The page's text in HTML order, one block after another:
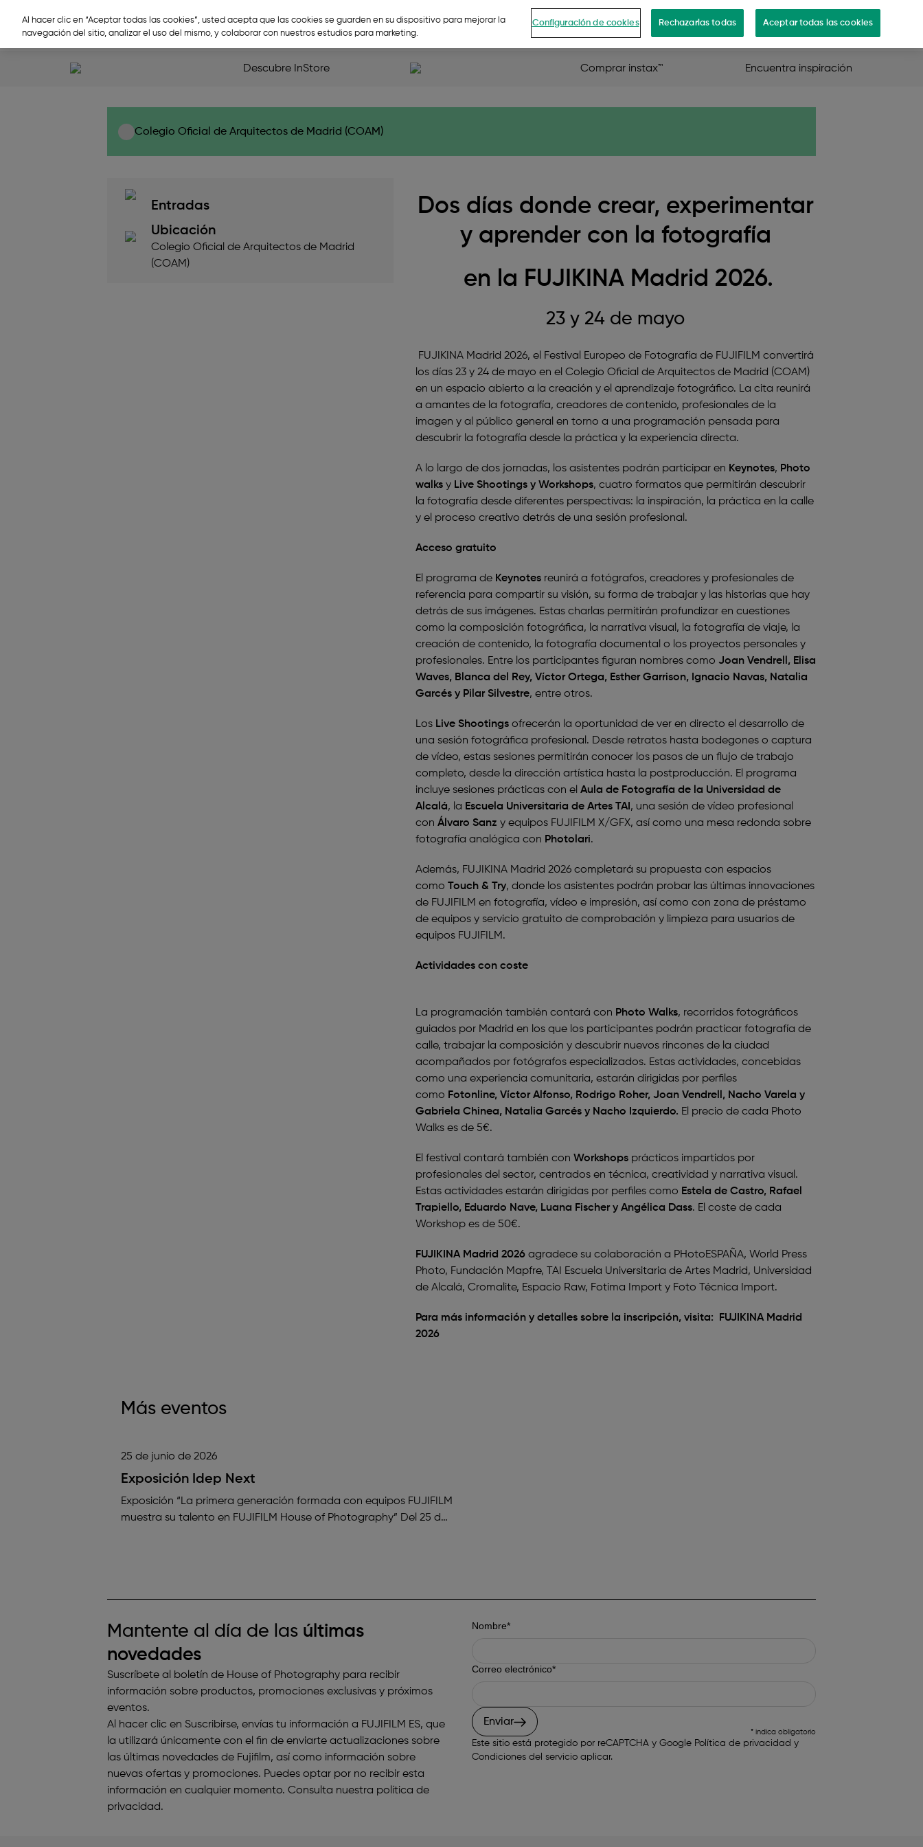
Search
Descubre InStore Comprar instax™ Encuentra inspiración
FUJIKINA MADRID 2026
Colegio Oficial de Arquitectos de Madrid (COAM)
Entradas
Ubicación
Colegio Oficial de Arquitectos de Madrid
(COAM)
Dos días donde crear, experimentar
y aprender con la fotografía
en la FUJIKINA Madrid 2026.
23 y 24 de mayo
FUJIKINA Madrid 2026, el Festival Europeo de Fotografía de FUJIFILM convertirá
los días 23 y 24 de mayo en el Colegio Oficial de Arquitectos de Madrid (COAM)
en un espacio abierto a la creación y el aprendizaje fotográfico. La cita reunirá
a amantes de la fotografía, creadores de contenido, profesionales de la
imagen y al público general en torno a una programación pensada para
descubrir la fotografía desde la práctica y la experiencia directa.
A lo largo de dos jornadas, los asistentes podrán participar en Keynotes, Photo
walksy Live Shootings y Workshops, cuatro formatos que permitirán descubrir
la fotografía desde diferentes perspectivas: la inspiración, la práctica en la calle
y el proceso creativo detrás de una sesión profesional.
Acceso gratuito
El programa de Keynotesreunirá a fotógrafos, creadores y profesionales de
referencia para compartir su visión, su forma de trabajar y las historias que hay
detrás de sus imágenes. Estas charlas permitirán profundizar en cuestiones
como la composición fotográfica, la narrativa visual, la fotografía de viaje, la
creación de contenido, la fotografía documental o los proyectos personales y
profesionales. Entre los participantes figuran nombres como Joan Vendrell, Elisa
Waves, Blanca del Rey, Víctor Ortega, Esther Garrison, Ignacio Navas, Natalia
Garcés y Pilar Silvestre, entre otros.
Los Live Shootingsofrecerán la oportunidad de ver en directo el desarrollo de
una sesión fotográfica profesional. Desde retratos hasta bodegones o captura
de vídeo, estas sesiones permitirán conocer los pasos de un flujo de trabajo
completo, desde la dirección artística hasta la postproducción. El programa
incluye sesiones prácticas con el Aula de Fotografía de la Universidad de
Alcalá, la Escuela Universitaria de Artes TAI , una sesión de vídeo profesional
con Álvaro Sanz y equipos FUJIFILM X/GFX, así como una mesa redonda sobre
fotografía analógica con Photolari.
Además, FUJIKINA Madrid 2026 completará su propuesta con espacios
como Touch & Try, donde los asistentes podrán probar las últimas innovaciones
de FUJIFILM en fotografía, vídeo e impresión, así como con zona de préstamo
de equipos y servicio gratuito de comprobación y limpieza para usuarios de
equipos FUJIFILM.
Actividades con coste
La programación también contará con Photo Walks, recorridos fotográficos
guiados por Madrid en los que los participantes podrán practicar fotografía de
calle, trabajar la composición y descubrir nuevos rincones de la ciudad
acompañados por fotógrafos especializados. Estas actividades, concebidas
como una experiencia comunitaria, estarán dirigidas por perfiles
como Fotonline, Víctor Alfonso, Rodrigo Roher, Joan Vendrell, Nacho Varela y
Gabriela Chinea, Natalia Garcés y Nacho Izquierdo. El precio de cada Photo
Walks es de 5€.
El festival contará también con Workshopsprácticos impartidos por
profesionales del sector, centrados en técnica, creatividad y narrativa visual.
Estas actividades estarán dirigidas por perfiles como Estela de Castro, Rafael
Trapiello, Eduardo Nave, Luana Fischer y Angélica Dass. El coste de cada
Workshop es de 50€.
FUJIKINA Madrid 2026agradece su colaboración a PHotoESPAÑA, World Press
Photo, Fundación Mapfre, TAI Escuela Universitaria de Artes Madrid, Universidad
de Alcalá, Cromalite, Espacio Raw, Fotima Import y Foto Técnica Import.
Para más información y detalles sobre la inscripción, visita:
FUJIKINA Madrid
2026
Más eventos
25 de junio de 2026
Exposición Idep Next
Exposición “La primera generación formada con equipos FUJIFILM
muestra su talento en FUJIFILM House of Photography” Del 25 de
Mantente al día de las últimas
novedades
Suscríbete al boletín de House of Photography para recibir
información sobre productos, promociones exclusivas y próximos
eventos.
Al hacer clic en Suscribirse, envías tu información a FUJIFILM ES, que
la utilizará únicamente con el fin de enviarte actualizaciones sobre
las últimas novedades de Fujifilm, así como información sobre
nuevas ofertas y promociones. Puedes optar por no recibir esta
información en cualquier momento. Consulta nuestra política de
privacidad.
Nombre*
Correo electrónico*
Enviar
* indica obligatorio
Este sitio está protegido por reCAPTCHA y Google Política de privacidad y
Condiciones del servicio aplicar.
Al hacer clic en “Aceptar todas las cookies”, usted acepta que las cookies se guarden en su dispositivo para mejorar la
navegación del sitio, analizar el uso del mismo, y colaborar con nuestros estudios para marketing.
Configuración de cookies Rechazarlas todas Aceptar todas las cookies